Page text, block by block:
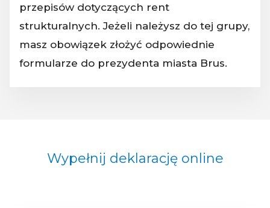
przepisów dotyczących rent
strukturalnych. Jeżeli należysz do tej grupy,
masz obowiązek złożyć odpowiednie
formularze do prezydenta miasta Brus.
Wypełnij deklarację online